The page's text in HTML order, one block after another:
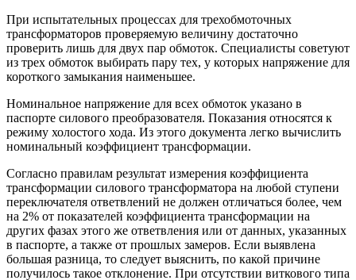
При испытательных процессах для трехобмоточных
трансформаторов проверяемую величину достаточно
проверить лишь для двух пар обмоток. Специалисты советуют
из трех обмоток выбирать пару тех, у которых напряжение для
короткого замыкания наименьшее.
Номинальное напряжение для всех обмоток указано в
паспорте силового преобразователя. Показания относятся к
режиму холостого хода. Из этого документа легко вычислить
номинальный коэффициент трансформации.
Согласно правилам результат измерения коэффициента
трансформации силового трансформатора на любой ступени
переключателя ответвлений не должен отличаться более, чем
на 2% от показателей коэффициента трансформации на
других фазах этого же ответвления или от данных, указанных
в паспорте, а также от прошлых замеров. Если выявлена
большая разница, то следует выяснить, по какой причине
получилось такое отклонение. При отсутствии виткового типа